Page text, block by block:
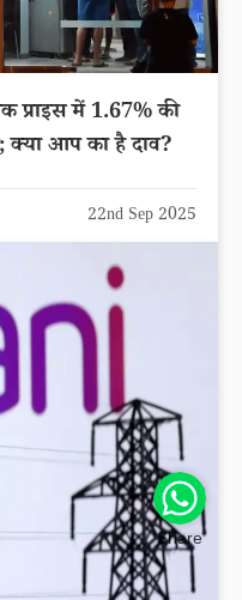
प्राइस में 1.67% की
क्या आप का है दाव?
22nd Sep 2025
Share